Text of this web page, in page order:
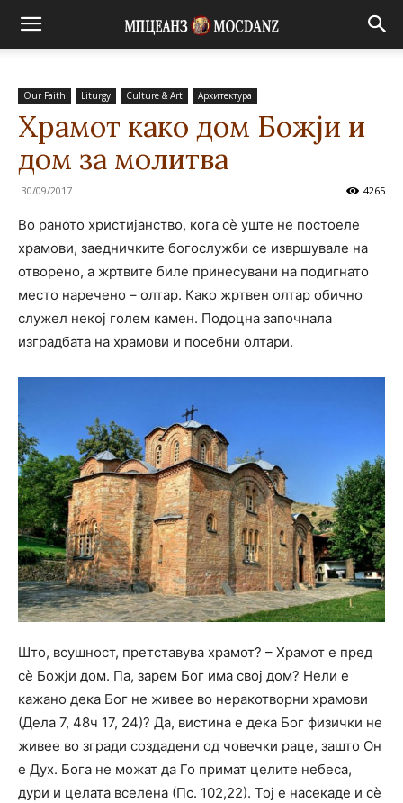
Our Faith Liturgy Culture & Art Архитектура
Храмот како дом Божји и
дом за молитва
30/09/2017 4265
Во раното христијанство, кога сѐ уште не постоеле
храмови, заедничките богослужби се извршувале на
отворено, а жртвите биле принесувани на подигнато
место наречено – олтар. Како жртвен олтар обично
служел некој голем камен. Подоцна започнала
изградбата на храмови и посебни олтари.
Што, всушност, претставува храмот? – Храмот е пред
сѐ Божји дом. Па, зарем Бог има свој дом? Нели е
кажано дека Бог не живее во неракотворни храмови
(Дела 7, 48ч 17, 24)? Да, вистина е дека Бог физички не
живее во згради создадени од човечки раце, зашто Он
е Дух. Бога не можат да Го примат целите небеса,
дури и целата вселена (Пс. 102,22). Тој е насекаде и сѐ